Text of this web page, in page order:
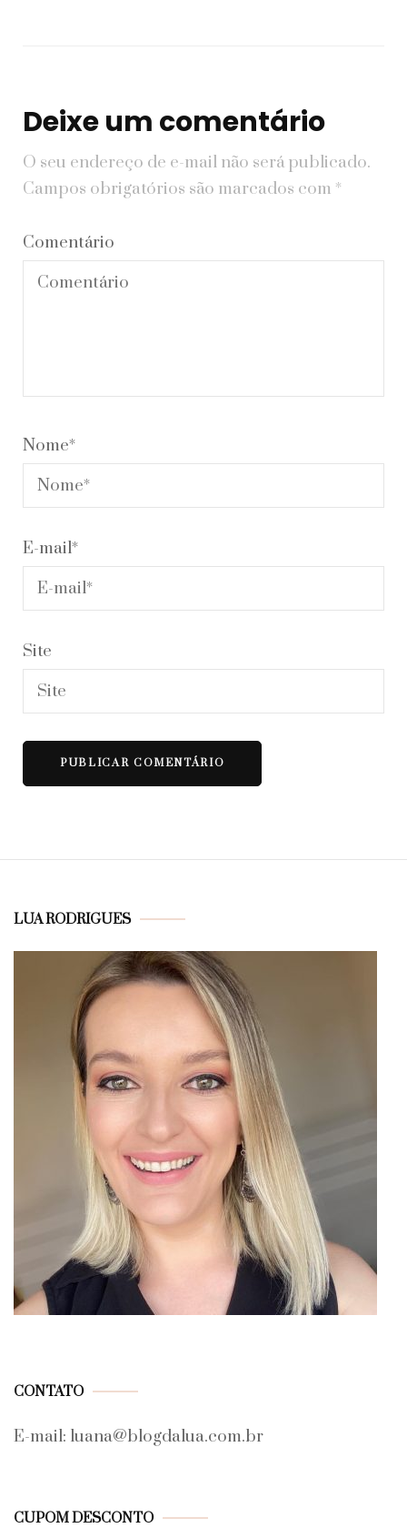
Deixe um comentário
O seu endereço de e-mail não será publicado.
Campos obrigatórios são marcados com *
Comentário
Nome*
E-mail*
Site
LUA RODRIGUES
CONTATO
E-mail: luana@blogdalua.com.br
CUPOM DESCONTO